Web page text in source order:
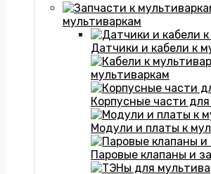
мультиваркам
Датчики и кабели к
мультиваркам
Корпусные части
Модули и платы к
Паровые клапаны и